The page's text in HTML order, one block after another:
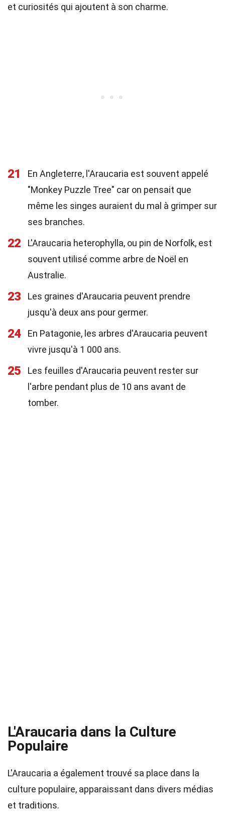
et curiosités qui ajoutent à son charme.
21
En Angleterre, l'Araucaria est souvent appelé
"Monkey Puzzle Tree" car on pensait que
même les singes auraient du mal à grimper sur
ses branches.
22
L'Araucaria heterophylla, ou pin de Norfolk, est
souvent utilisé comme arbre de Noël en
Australie.
23
Les graines d'Araucaria peuvent prendre
jusqu'à deux ans pour germer.
24
En Patagonie, les arbres d'Araucaria peuvent
vivre jusqu'à 1 000 ans.
25
Les feuilles d'Araucaria peuvent rester sur
l'arbre pendant plus de 10 ans avant de
tomber.
L'Araucaria dans la Culture
Populaire
L'Araucaria a également trouvé sa place dans la
culture populaire, apparaissant dans divers médias
et traditions.